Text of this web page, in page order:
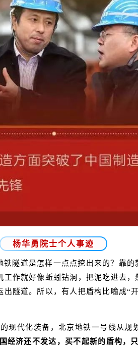
杨华勇院士个人事迹
隧道是怎样一点点挖出来的？靠
作就好像蚯蚓钻洞，把泥吃进去
隧道。所以，有人把盾构比喻成“
现代化装备，北京地铁一号线从
经济还不发达，买不起新的盾构，